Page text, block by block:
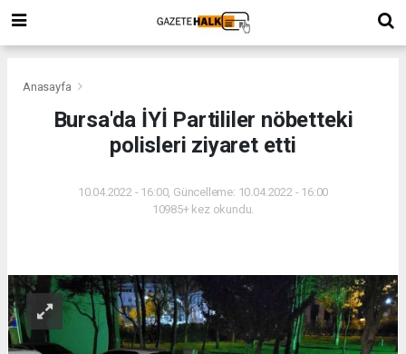
Anasayfa
Bursa'da İYİ Partililer nöbetteki
polisleri ziyaret etti
10.04.2022 - 16:00, Güncelleme: 10.04.2022 - 16:00
10985+ kez okundu.